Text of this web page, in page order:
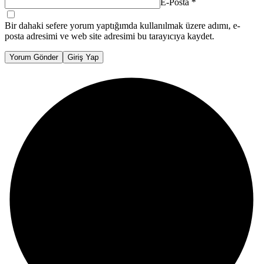
E-Posta *
Bir dahaki sefere yorum yaptığımda kullanılmak üzere adımı, e-
posta adresimi ve web site adresimi bu tarayıcıya kaydet.
Yorum Gönder Giriş Yap